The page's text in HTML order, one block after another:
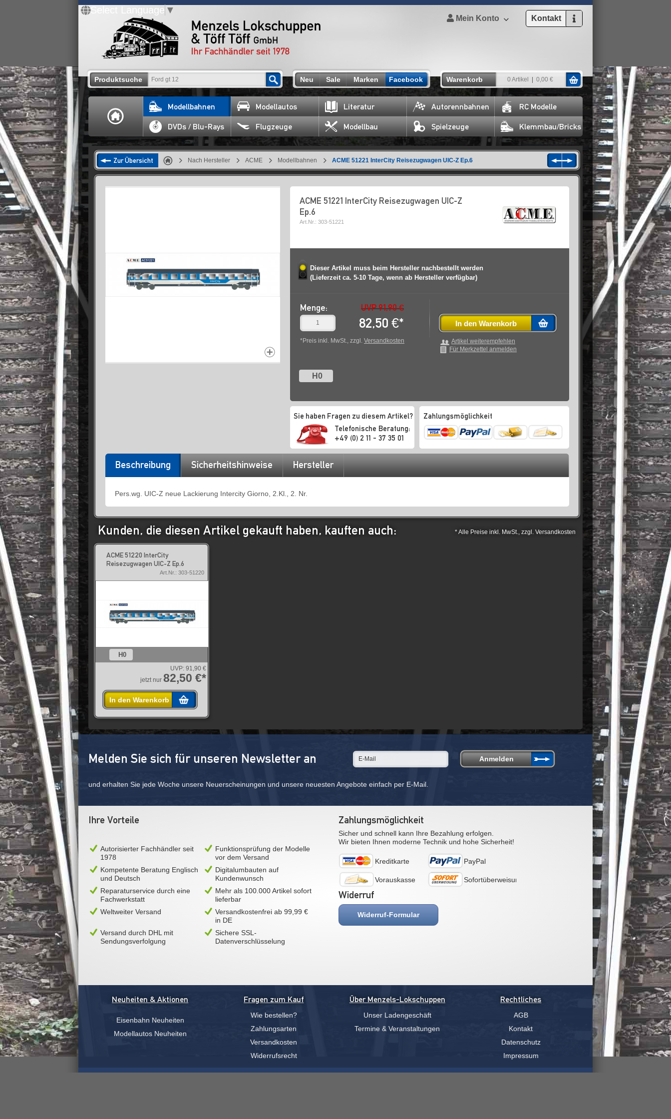
Select Language ▼
Mein Konto Kontakt
Produktsuche Neu Sale Marken Facebook Warenkorb 0 Artikel 0,00 €
Modellbahnen Modellautos Literatur Autorennbahnen RC Modelle
DVDs / Blu-Rays Flugzeuge Modellbau Spielzeuge Klemmbau/Bricks
Zur Übersicht Nach Hersteller ACME Modellbahnen ACME 51221 InterCity Reisezugwagen UIC-Z Ep.6
ACME 51221 InterCity Reisezugwagen UIC-Z
Ep.6
Art.Nr.: 303-51221
Dieser Artikel muss beim Hersteller nachbestellt werden
(Lieferzeit ca. 5-10 Tage, wenn ab Hersteller verfügbar)
Menge: UVP 91,90 €
82,50 €*
*Preis inkl. MwSt., zzgl. Versandkosten
In den Warenkorb
Artikel weiterempfehlen
Für Merkzettel anmelden
H0
Sie haben Fragen zu diesem Artikel?
Telefonische Beratung:
+49 (0) 2 11 - 37 35 01
Zahlungsmöglichkeit
Beschreibung Sicherheitshinweise Hersteller
Pers.wg. UIC-Z neue Lackierung Intercity Giorno, 2.Kl., 2. Nr.
Kunden, die diesen Artikel gekauft haben, kauften auch: * Alle Preise inkl. MwSt., zzgl. Versandkosten
ACME 51220 InterCity
Reisezugwagen UIC-Z Ep.6
Art.Nr.: 303-51220
H0
UVP: 91,90 €
jetzt nur 82,50 €*
In den Warenkorb
Melden Sie sich für unseren Newsletter an
und erhalten Sie jede Woche unsere Neuerscheinungen und unsere neuesten Angebote einfach per E-Mail.
Ihre Vorteile
Autorisierter Fachhändler seit
1978
Funktionsprüfung der Modelle
vor dem Versand
Kompetente Beratung Englisch
und Deutsch
Digitalumbauten auf
Kundenwunsch
Reparaturservice durch eine
Fachwerkstatt
Mehr als 100.000 Artikel sofort
lieferbar
Weltweiter Versand
Versandkostenfrei ab 99,99 €
in DE
Versand durch DHL mit
Sendungsverfolgung
Sichere SSL-
Datenverschlüsselung
Zahlungsmöglichkeit
Sicher und schnell kann Ihre Bezahlung erfolgen.
Wir bieten Ihnen moderne Technik und hohe Sicherheit!
Kreditkarte PayPal
Vorauskasse Sofortüberweisung
Widerruf
Widerruf-Formular
Neuheiten & Aktionen
Eisenbahn Neuheiten
Modellautos Neuheiten
Fragen zum Kauf
Wie bestellen?
Zahlungsarten
Versandkosten
Widerrufsrecht
Über Menzels-Lokschuppen
Unser Ladengeschäft
Termine & Veranstaltungen
Rechtliches
AGB
Kontakt
Datenschutz
Impressum